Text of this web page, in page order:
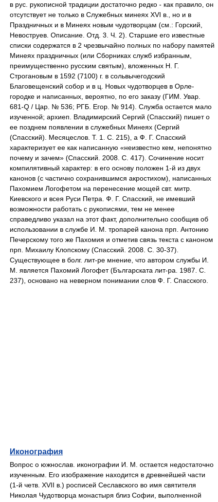
в рус. рукописной традиции достаточно редко - как правило, он
отсутствует не только в Служебных минеях XVI в., но и в
Праздничных и в Минеях новым чудотворцам (см.: Горский,
Невоструев. Описание. Отд. 3. Ч. 2). Старшие его известные
списки содержатся в 2 чрезвычайно полных по набору памятей
Минеях праздничных (или Сборниках служб избранным,
преимущественно русским святым), вложенных Н. Г.
Строгановым в 1592 (7100) г. в сольвычегодский
Благовещенский собор и в ц. Новых чудотворцев в Орле-
городке и написанных, вероятно, по его заказу (ГИМ. Увар.
681-Q / Цар. № 536; РГБ. Егор. № 914). Служба остается мало
изученной; архиеп. Владимирский Сергий (Спасский) пишет о
ее позднем появлении в служебных Минеях (Сергий
(Спасский). Месяцеслов. Т. 1. С. 215), а Ф. Г. Спасский
характеризует ее как написанную «неизвестно кем, непонятно
почему и зачем» (Спасский. 2008. С. 417). Сочинение носит
компилятивный характер: в его основу положен 1-й из двух
канонов (с частично сохранившимся акростихом), написанных
Пахомием Логофетом на перенесение мощей свт. митр.
Киевского и всея Руси Петра. Ф. Г. Спасский, не имевший
возможности работать с рукописями, тем не менее
справедливо указал на этот факт, дополнительно сообщив об
использовании в службе И. М. тропарей канона прп. Антонию
Печерскому того же Пахомия и отметив связь текста с каноном
прп. Михаилу Клопскому (Спасский. 2008. С. 30-37).
Существующее в болг. лит-ре мнение, что автором службы И.
М. является Пахомий Логофет (Българската лит-ра. 1987. С.
237), основано на неверном понимании слов Ф. Г. Спасского.
Иконография
Вопрос о южнослав. иконографии И. М. остается недостаточно
изученным. Его изображение находится в древнейшей части
(1-й четв. XVII в.) росписей Сеславского во имя святителя
Николая Чудотворца монастыря близ Софии, выполненной